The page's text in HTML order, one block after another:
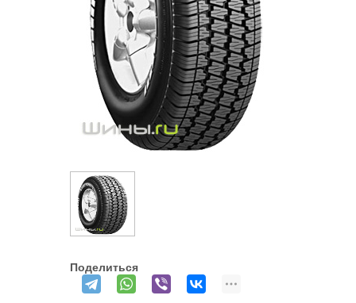
Поделиться